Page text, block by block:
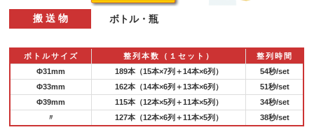
搬 送 物 ボトル・瓶
ボトルサイズ 整列本数（１セット）
整列時間
Φ31mm
189本（15本×7列＋14本×6列）
54秒/set
Φ33mm
162本（14本×6列＋13本×6列）
51秒/set
Φ39mm
115本（12本×5列＋11本×5列）
34秒/set
〃
127本（12本×6列＋11本×5列） 38秒/set